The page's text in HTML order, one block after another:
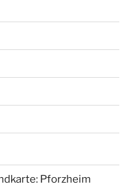
Pforzheim